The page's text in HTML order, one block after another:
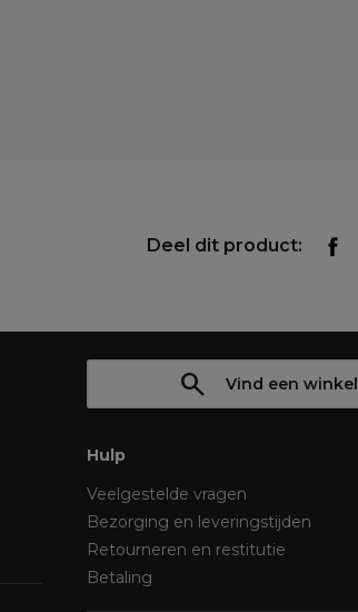
Deel dit product:
Vind een winkel
Hulp
Veelgestelde vragen
Bezorging en leveringstijden
Retourneren en restitutie
Betaling